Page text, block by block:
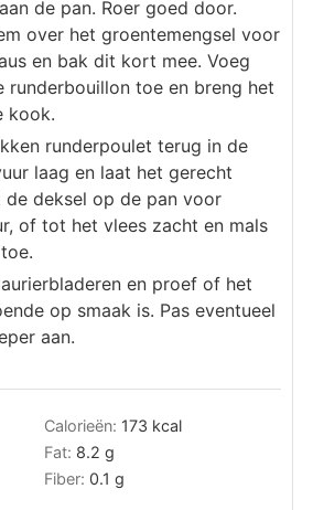
de pan. Roer goed door.
over het groentemengsel voor
en bak dit kort mee. Voeg
runderbouillon toe en breng het
kook.
runderpoulet terug in de
laag en laat het gerecht
de deksel op de pan voor
of tot het vlees zacht en mals
en proef of het
op smaak is. Pas eventueel
aan.
Calorieën: 173 kcal
Fat: 8.2 g
Fiber: 0.1 g